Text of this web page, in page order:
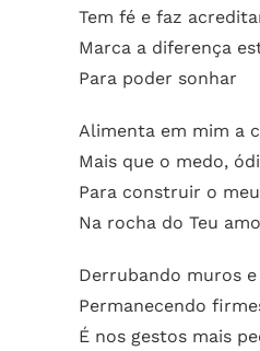
Tem fé e faz
Marca a diferença
Para poder sonhar
Alimenta em mim a
Mais que o medo,
Para construir o
Na rocha do Teu
Derrubando muros
Permanecendo
É nos gestos mais